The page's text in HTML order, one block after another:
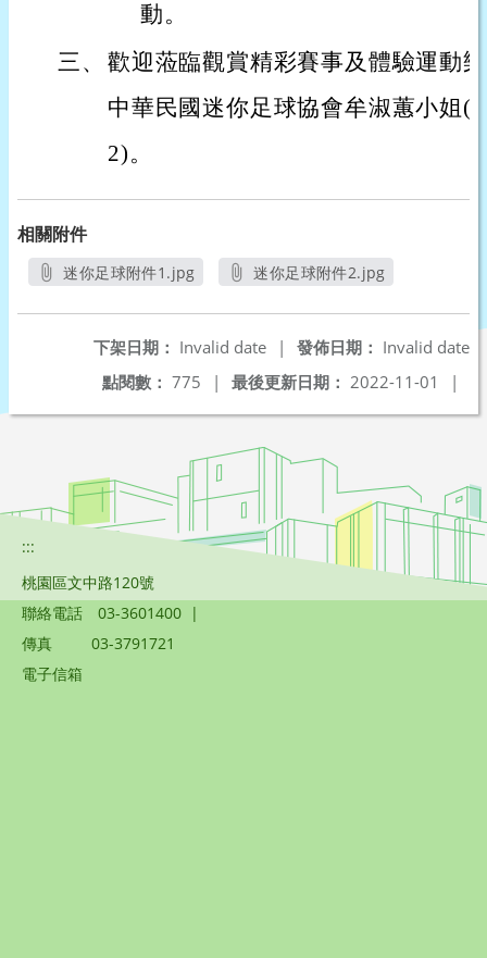
動。
三、 歡迎蒞臨觀賞精彩賽事及體驗運動
中華民國迷你足球協會牟淑蕙小姐(
2)。
相關附件
迷你足球附件1.jpg
迷你足球附件2.jpg
發佈日期： Invalid date
下架日期： Invalid date
|
最後更新日期： 2022-11-01 |
點閱數： 775 |
:::
桃園區文中路120號
聯絡電話
03-3601400 |
傳真
03-3791721
電子信箱